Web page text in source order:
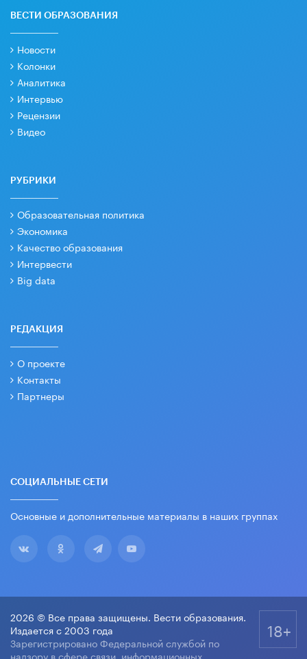
ВЕСТИ ОБРАЗОВАНИЯ
Новости
Колонки
Аналитика
Интервью
Рецензии
Видео
РУБРИКИ
Образовательная политика
Экономика
Качество образования
Интервести
Big data
РЕДАКЦИЯ
О проекте
Контакты
Партнеры
СОЦИАЛЬНЫЕ СЕТИ
Основные и дополнительные материалы в наших группах
2026 © Все права защищены. Вести образования.
Издается с 2003 года
Зарегистрировано Федеральной службой по
надзору в сфере связи, информационных
18+